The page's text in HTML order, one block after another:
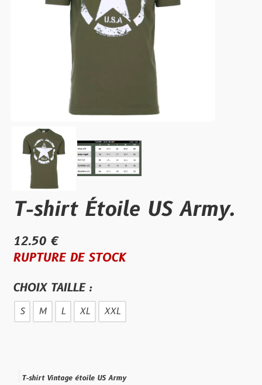
T-shirt Étoile US Army.
12.50 €
RUPTURE DE STOCK
CHOIX TAILLE :
S M L XL XXL
T-shirt Vintage étoile US Army